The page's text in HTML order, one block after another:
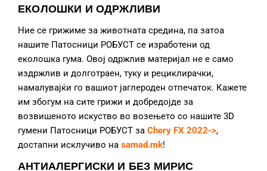
ЕКОЛОШКИ И ОДРЖЛИВИ
Ние се грижиме за животната средина, па затоа
нашите Патосници РОБУСТ се изработени од
еколошка гума. Овој одржлив материјал не е само
издржлив и долготраен, туку и рециклирачки,
намалувајќи го вашиот јаглероден отпечаток. Кажете
им збогум на сите грижи и добредојде за
возвишеното искуство во возењето со нашите 3D
гумени Патосници РОБУСТ за Chery FX 2022->,
достапни исклучиво на samad.mk!
АНТИАЛЕРГИСКИ И БЕЗ МИРИС